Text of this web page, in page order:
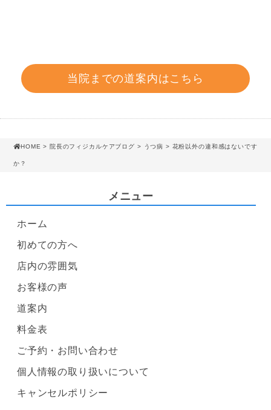
当院までの道案内はこちら
HOME > 院長のフィジカルケアブログ > うつ病 > 花粉以外の違和感はないです
か？
メニュー
ホーム
初めての方へ
店内の雰囲気
お客様の声
道案内
料金表
ご予約・お問い合わせ
個人情報の取り扱いについて
キャンセルポリシー